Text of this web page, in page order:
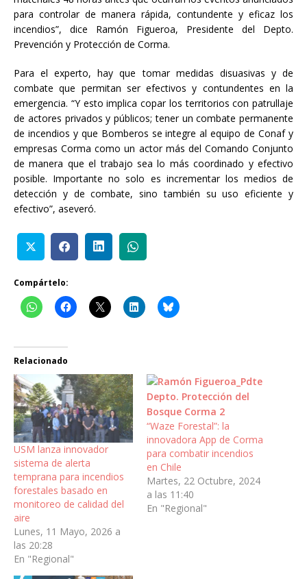
para controlar de manera rápida, contundente y eficaz los
incendios”, dice Ramón Figueroa, Presidente del Depto.
Prevención y Protección de Corma.
Para el experto, hay que tomar medidas disuasivas y de
combate que permitan ser efectivos y contundentes en la
emergencia. “Y esto implica copar los territorios con patrullaje
de actores privados y públicos; tener un combate permanente
de incendios y que Bomberos se integre al equipo de Conaf y
empresas Corma como un actor más del Comando Conjunto
de manera que el trabajo sea lo más coordinado y efectivo
posible. Importante no solo es incrementar los medios de
detección y de combate, sino también su uso eficiente y
efectivo”, aseveró.
Compártelo:
Relacionado
USM lanza innovador
sistema de alerta
temprana para incendios
forestales basado en
monitoreo de calidad del
aire
Lunes, 11 Mayo, 2026 a
las 20:28
En "Regional"
“Waze Forestal”: la
innovadora App de Corma
para combatir incendios
en Chile
Martes, 22 Octubre, 2024
a las 11:40
En "Regional"